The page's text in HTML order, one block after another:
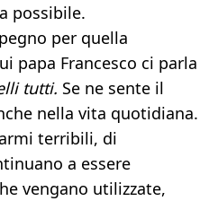
possibile.
per quella
papa Francesco ci parla
tutti. Se ne sente il
nella vita quotidiana.
terribili, di
a essere
vengano utilizzate,